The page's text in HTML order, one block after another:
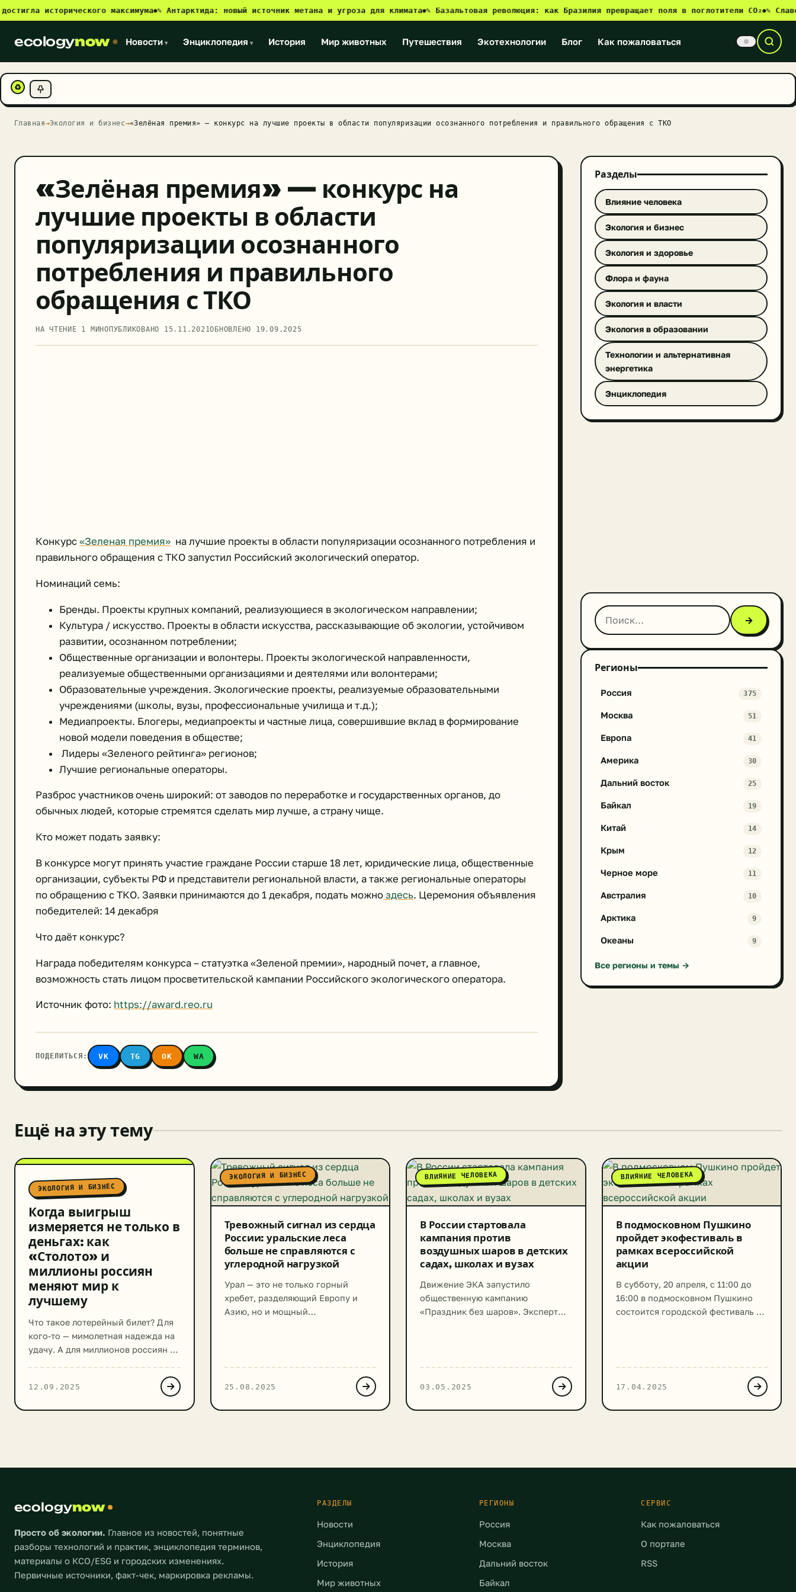
исторического максимума●✎ Антарктида: новый источник метана и угроза для климата●✎ Базальтовая революция: как Бразилия превращает поля в поглотители CO₂●✎
ecologynow Новости ▾ Энциклопедия ▾ История Мир животных Путешествия Экотехнологии Блог Как пожаловаться
♻
Главная→Экология и бизнес→«Зелёная премия» — конкурс на лучшие проекты в области популяризации осознанного потребления и правильного обращения с ТКО
«Зелёная премия» — конкурс на
лучшие проекты в области
популяризации осознанного
потребления и правильного
обращения с ТКО
НА ЧТЕНИЕ 1 МИНОПУБЛИКОВАНО 15.11.2021ОБНОВЛЕНО 19.09.2025
Конкурс «Зеленая премия» на лучшие проекты в области популяризации осознанного потребления и
правильного обращения с ТКО запустил Российский экологический оператор.
Номинаций семь:
Бренды. Проекты крупных компаний, реализующиеся в экологическом направлении;
Культура / искусство. Проекты в области искусства, рассказывающие об экологии, устойчивом
развитии, осознанном потреблении;
Общественные организации и волонтеры. Проекты экологической направленности,
реализуемые общественными организациями и деятелями или волонтерами;
Образовательные учреждения. Экологические проекты, реализуемые образовательными
учреждениями (школы, вузы, профессиональные училища и т.д.);
Медиапроекты. Блогеры, медиапроекты и частные лица, совершившие вклад в формирование
новой модели поведения в обществе;
Лидеры «Зеленого рейтинга» регионов;
Лучшие региональные операторы.
Разброс участников очень широкий: от заводов по переработке и государственных органов, до
обычных людей, которые стремятся сделать мир лучше, а страну чище.
Кто может подать заявку:
В конкурсе могут принять участие граждане России старше 18 лет, юридические лица, общественные
организации, субъекты РФ и представители региональной власти, а также региональные операторы
по обращению с ТКО. Заявки принимаются до 1 декабря, подать можно здесь. Церемония объявления
победителей: 14 декабря
Что даёт конкурс?
Награда победителям конкурса – статуэтка «Зеленой премии», народный почет, а главное,
возможность стать лицом просветительской кампании Российского экологического оператора.
Источник фото: https://award.reo.ru
ПОДЕЛИТЬСЯ: VK TG OK WA
Разделы
Влияние человека
Экология и бизнес
Экология и здоровье
Флора и фауна
Экология и власти
Экология в образовании
Технологии и альтернативная
энергетика
Энциклопедия
→
Регионы
Россия 375
Москва 51
Европа 41
Америка 30
Дальний восток 25
Байкал 19
Китай 14
Крым 12
Черное море 11
Австралия 10
Арктика 9
Океаны 9
Все регионы и темы →
Ещё на эту тему
ЭКОЛОГИЯ И БИЗНЕС
Когда выигрыш
измеряется не только в
деньгах: как
«Столото» и
миллионы россиян
меняют мир к
лучшему
Что такое лотерейный билет? Для
кого-то — мимолетная надежда на
удачу. А для миллионов россиян —
поняли: когда помогаешь другим,
12.09.2025
ЭКОЛОГИЯ И БИЗНЕС
Тревожный сигнал из сердца
России: уральские леса
больше не справляются с
углеродной нагрузкой
Урал — это не только горный
хребет, разделяющий Европу и
Азию, но и мощный
и энергетические комплексы.
Однако новые данные ученых из
25.08.2025
ВЛИЯНИЕ ЧЕЛОВЕКА
В России стартовала
кампания против
воздушных шаров в детских
садах, школах и вузах
Движение ЭКА запустило
общественную кампанию
«Праздник без шаров». Эксперты
сады, школы и вузы отказаться от
использования воздушных шаров
на праздниках и от их запуска в
03.05.2025
ВЛИЯНИЕ ЧЕЛОВЕКА
В подмосковном Пушкино
пройдет экофестиваль в
рамках всероссийской
акции
В субботу, 20 апреля, с 11:00 до
16:00 в подмосковном Пушкино
состоится городской фестиваль в
пройдет на территории ресторана
ROSTIC’S рядом с ТРЦ «Пушкино
17.04.2025
ecologynow
Просто об экологии. Главное из новостей, понятные
разборы технологий и практик, энциклопедия терминов,
материалы о КСО/ESG и городских изменениях.
Первичные источники, факт-чек, маркировка рекламы.
РАЗДЕЛЫ
Новости
Энциклопедия
История
Мир животных
РЕГИОНЫ
Россия
Москва
Дальний восток
Байкал
СЕРВИС
Как пожаловаться
О портале
RSS